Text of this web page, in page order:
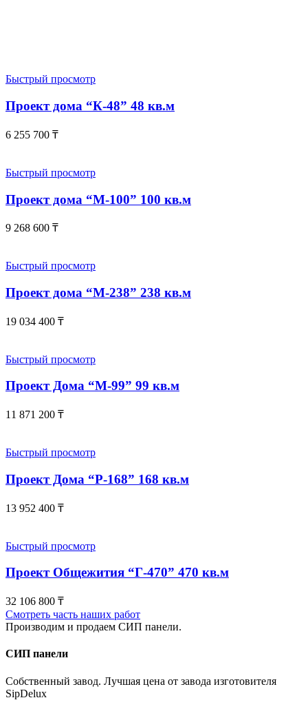
Быстрый просмотр
Проект дома “К-48” 48 кв.м
6 255 700 ₸
Быстрый просмотр
Проект дома “М-100” 100 кв.м
9 268 600 ₸
Быстрый просмотр
Проект дома “М-238” 238 кв.м
19 034 400 ₸
Быстрый просмотр
Проект Дома “М-99” 99 кв.м
11 871 200 ₸
Быстрый просмотр
Проект Дома “Р-168” 168 кв.м
13 952 400 ₸
Быстрый просмотр
Проект Общежития “Г-470” 470 кв.м
32 106 800 ₸
Смотреть часть наших работ
Производим и продаем СИП панели.
СИП панели
Собственный завод. Лучшая цена от завода изготовителя
SipDelux